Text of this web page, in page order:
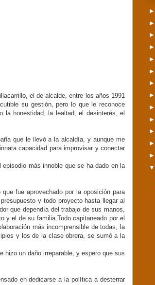
el de alcalde, entre los años 1991
su gestión, pero lo que le reconoce
la honestidad, la lealtad, el desinterés, el
que le llevó a la alcaldía, y aunque me
capacidad para improvisar y conectar
más innoble que se ha dado en la
fue aprovechado por la oposición para
y todo proyecto hasta llegar al
que dependía del trabajo de sus manos,
y el de su familia.Todo capitaneado por el
más incomprensible de todas, la
y los de la clase obrera, se sumó a la
un daño irreparable, y espero que sus
en dedicarse a la política a desterrar
►
►
►
►
►
►
►
►
►
►
►
►
►
▼